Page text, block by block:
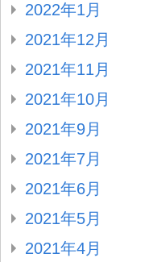
2022年1月
2021年12月
2021年11月
2021年10月
2021年9月
2021年7月
2021年6月
2021年5月
2021年4月